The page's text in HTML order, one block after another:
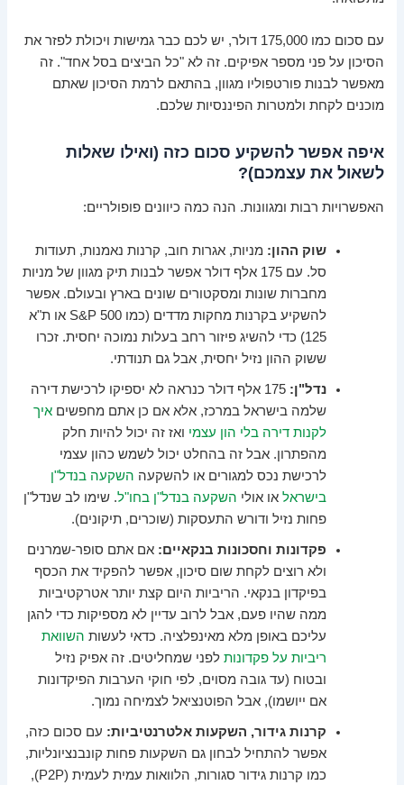
עם סכום כמו 175,000 דולר, יש לכם כבר גמישות ויכולת לפזר את
הסיכון על פני מספר אפיקים. זה לא "כל הביצים בסל אחד". זה
מאפשר לבנות פורטפוליו מגוון, בהתאם לרמת הסיכון שאתם
מוכנים לקחת ולמטרות הפיננסיות שלכם.
איפה אפשר להשקיע סכום כזה (ואילו שאלות
לשאול את עצמכם)?
האפשרויות רבות ומגוונות. הנה כמה כיוונים פופולריים:
שוק ההון: מניות, אגרות חוב, קרנות נאמנות, תעודות
סל. עם 175 אלף דולר אפשר לבנות תיק מגוון של מניות
מחברות שונות ומסקטורים שונים בארץ ובעולם. אפשר
להשקיע בקרנות מחקות מדדים (כמו S&P 500 או ת"א
125) כדי להשיג פיזור רחב בעלות נמוכה יחסית. זכרו
ששוק ההון נזיל יחסית, אבל גם תנודתי.
נדל"ן:
175 אלף דולר כנראה לא יספיקו לרכישת דירה
שלמה בישראל במרכז, אלא אם כן אתם מחפשיםאיך
לקנות דירה בלי הון עצמי ואז זה יכול להיות חלק
מהפתרון. אבל זה בהחלט יכול לשמש כהון עצמי
לרכישת נכס למגורים או להשקעה השקעה בנדל"ן
בישראל או אולי השקעה בנדל"ן בחו"ל. שימו לב שנדל"ן
פחות נזיל ודורש התעסקות (שוכרים, תיקונים).
פקדונות וחסכונות בנקאיים: אם אתם סופר-שמרנים
ולא רוצים לקחת שום סיכון, אפשר להפקיד את הכסף
בפיקדון בנקאי. הריביות היום קצת יותר אטרקטיביות
ממה שהיו פעם, אבל לרוב עדיין לא מספיקות כדי להגן
עליכם באופן מלא מאינפלציה. כדאי לעשות השוואת
ריביות על פקדונות לפני שמחליטים. זה אפיק נזיל
ובטוח (עד גובה מסוים, לפי חוקי הערבות הפיקדונות
אם ייושמו), אבל הפוטנציאל לצמיחה נמוך.
קרנות גידור, השקעות אלטרנטיביות: עם סכום כזה,
אפשר להתחיל לבחון גם השקעות פחות קונבנציונליות,
כמו קרנות גידור סגורות, הלוואות עמית לעמית (P2P),